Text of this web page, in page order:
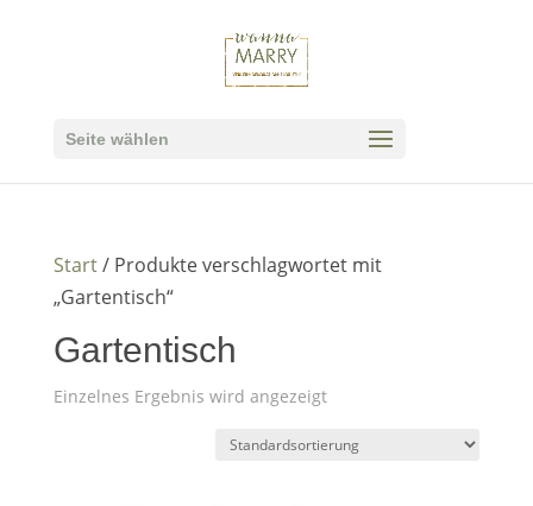
Seite wählen
Start/ Produkte verschlagwortet mit
„Gartentisch“
Gartentisch
Einzelnes Ergebnis wird angezeigt